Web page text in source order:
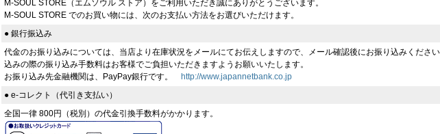
M-SOUL STORE（エムソウル ストア）をご利用いただき誠にありがとうございます。
M-SOUL STORE でのお買い物には、次のお支払い方法をお選びいただけます。
● 銀行振込み
代金のお振り込みについては、当店より在庫状況をメールにてお伝えしますので、メール確認後にお振り込みくださ
込みの際の振り込み手数料はお客様でご負担いただきますようお願いいたします。
お振り込み先金融機関は、PayPay銀行です。
http://www.japannetbank.co.jp
● e-コレクト（代引き支払い）
全国一律 800円（税別）の代金引換手数料がかかります。